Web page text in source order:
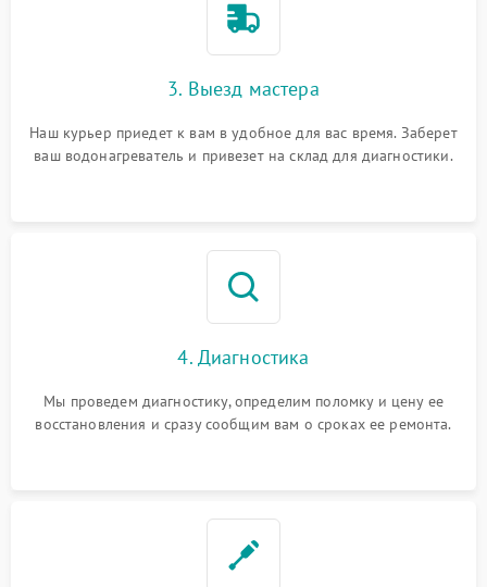
3. Выезд мастера
Наш курьер приедет к вам в удобное для вас время. Заберет
ваш водонагреватель и привезет на склад для диагностики.
4. Диагностика
Мы проведем диагностику, определим поломку и цену ее
восстановления и сразу сообщим вам о сроках ее ремонта.